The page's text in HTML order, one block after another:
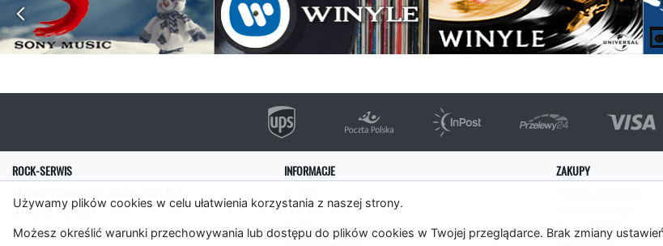
Używamy plików cookies w celu ułatwienia korzystania z naszej strony.
Możesz określić warunki przechowywania lub dostępu do plików cookies w Twojej przeglądarce. Brak zmiany
ROCK-SERWIS
31-543 Kraków
INFORMACJE
Pomoc
Polityka cookies
ZAKUPY
Panel Klienta